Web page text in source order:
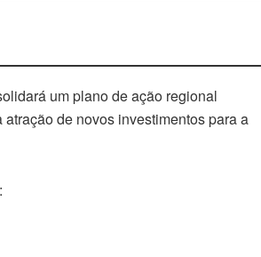
um plano de ação regional
de novos investimentos para a